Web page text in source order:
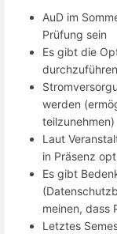
AuD im
Prüfung sein
Es gibt die
durchzuführen
werden
teilzunehmen)
Laut
in Präsenz
Es gibt
meinen, dass
Letztes